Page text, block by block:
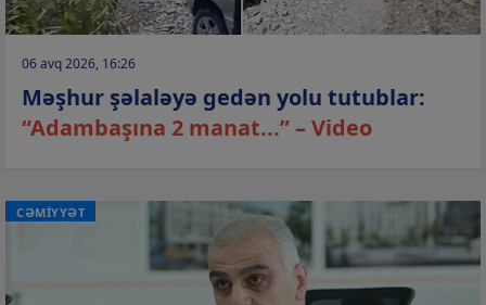
06 avq 2026, 16:26
Məşhur şəlaləyə gedən yolu tutublar:
“Adambaşına 2 manat...” – Video
CƏMİYYƏT